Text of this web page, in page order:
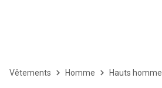
Vêtements Homme Hauts homme